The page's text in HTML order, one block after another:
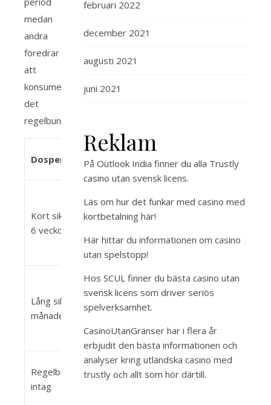
medan
andra
föredrar
att
konsumera
det
regelbundet.
Dosperiode
Rekommenderat
intag
Verkningar
Kort sikt (4-
6 veckor)
20g per dag
(uppdelat i flera
doser)
muskelstyrka
förbättrad
Lång sikt (6+
månader)
3-5g per dag
Sustained
improvement in
endurance
Regelbundet
intag
3-5g per dag
Upprätthållande
av muskelstyrka
februari 2022
december 2021
augusti 2021
juni 2021
Reklam
På Outlook India finner du alla Trustly
casino utan svensk licens.
Läs om hur det funkar med casino med
kortbetalning här!
Här hittar du informationen om casino
utan spelstopp!
Hos SCUL finner du bästa casino utan
svensk licens som driver seriös
spelverksamhet.
CasinoUtanGränser har i flera år
erbjudit den bästa informationen och
analyser kring utländska casino med
trustly och allt som hör därtill.